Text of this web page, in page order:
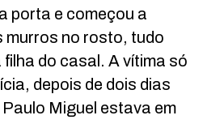
porta e começou a
murros no rosto, tudo
do casal. A vítima só
depois de dois dias
Miguel estava em